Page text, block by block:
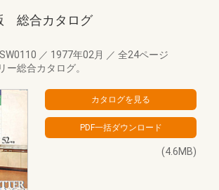
総合カタログ
／ 1977年02月 ／ 全24ページ
ー総合カタログ。
(4.6MB)